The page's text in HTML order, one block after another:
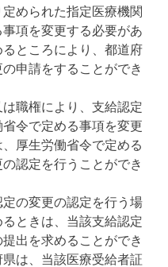
められた指定医療機関
項を変更する必要があ
ところにより、都道府
申請をすることができ
職権により、支給認定
令で定める事項を変更
厚生労働省令で定める
認定を行うことができ
の変更の認定を行う場
ときは、当該支給認定
出を求めることができ
は、当該医療受給者証